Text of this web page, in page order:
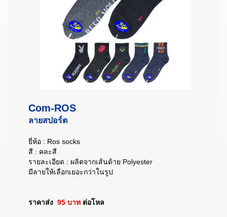
Com-ROS
ลายสปอร์ต
ยี่ห้อ : Ros socks
สี : คละสี
รายละเอียด : ผลิตจากเส้นด้าย Polyester
มีลายให้เลือกเยอะกว่าในรูป
ราคาส่ง 95 บาท ต่อโหล